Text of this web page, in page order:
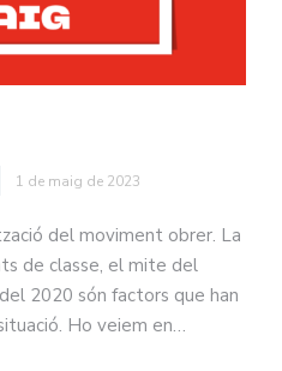
1 de maig de 2023
del moviment obrer. La
de classe, el mite del
2020 són factors que han
Ho veiem en…